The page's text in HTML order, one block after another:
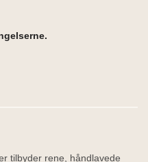
tilbyder rene, håndlavede